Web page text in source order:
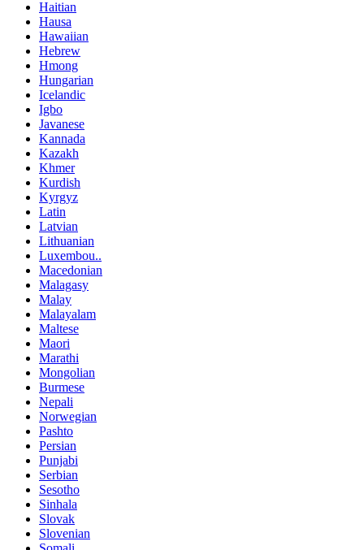
Haitian
Hausa
Hawaiian
Hebrew
Hmong
Hungarian
Icelandic
Igbo
Javanese
Kannada
Kazakh
Khmer
Kurdish
Kyrgyz
Latin
Latvian
Lithuanian
Luxembou..
Macedonian
Malagasy
Malay
Malayalam
Maltese
Maori
Marathi
Mongolian
Burmese
Nepali
Norwegian
Pashto
Persian
Punjabi
Serbian
Sesotho
Sinhala
Slovak
Slovenian